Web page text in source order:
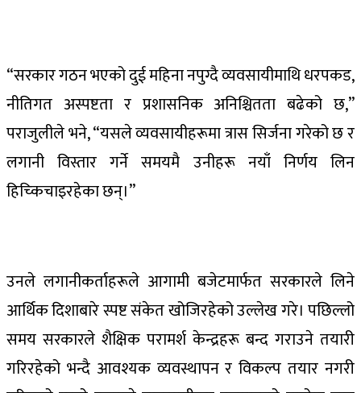
“सरकार गठन भएको दुई महिना नपुग्दै व्यवसायीमाथि धरपकड,
नीतिगत अस्पष्टता र प्रशासनिक अनिश्चितता बढेको छ,”
पराजुलीले भने, “यसले व्यवसायीहरूमा त्रास सिर्जना गरेको छ र
लगानी विस्तार गर्ने समयमै उनीहरू नयाँ निर्णय लिन
हिच्किचाइरहेका छन्।”
उनले लगानीकर्ताहरूले आगामी बजेटमार्फत सरकारले लिने
आर्थिक दिशाबारे स्पष्ट संकेत खोजिरहेको उल्लेख गरे। पछिल्लो
समय सरकारले शैक्षिक परामर्श केन्द्रहरू बन्द गराउने तयारी
गरिरहेको भन्दै आवश्यक व्यवस्थापन र विकल्प तयार नगरी